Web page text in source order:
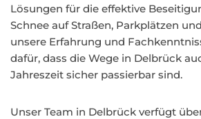
Lösungen für die effektive
Schnee auf Straßen, Parkplätzen
unsere Erfahrung und
dafür, dass die Wege in Delbrück
Jahreszeit sicher passierbar sind.
Unser Team in Delbrück verfügt